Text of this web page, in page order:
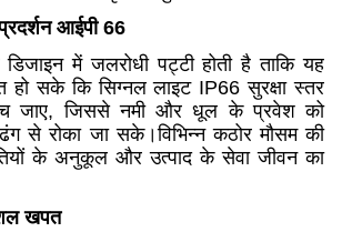
आईपी 66
में जलरोधी पट्टी होती है ताकि यह
हो सके कि सिग्नल लाइट IP66 सुरक्षा स्तर
जाए, जिससे नमी और धूल के प्रवेश को
ढंग से रोका जा सके।विभिन्न कठोर मौसम की
के अनुकूल और उत्पाद के सेवा जीवन का
खपत